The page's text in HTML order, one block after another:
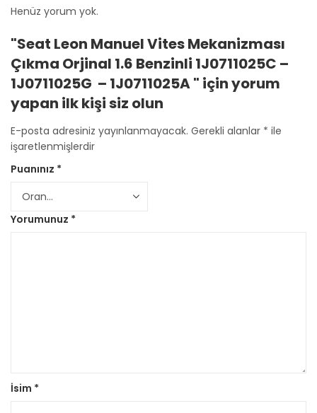
Henüz yorum yok.
"Seat Leon Manuel Vites Mekanizması
Çıkma Orjinal 1.6 Benzinli 1J0711025C –
1J0711025G – 1J0711025A " için yorum
yapan ilk kişi siz olun
E-posta adresiniz yayınlanmayacak. Gerekli alanlar * ile
işaretlenmişlerdir
Puanınız *
Yorumunuz *
İsim *